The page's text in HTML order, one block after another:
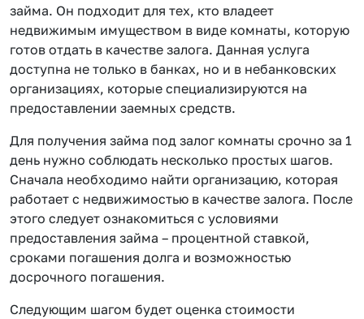
займа. Он подходит для тех, кто владеет
недвижимым имуществом в виде комнаты, которую
готов отдать в качестве залога. Данная услуга
доступна не только в банках, но и в небанковских
организациях, которые специализируются на
предоставлении заемных средств.
Для получения займа под залог комнаты срочно за 1
день нужно соблюдать несколько простых шагов.
Сначала необходимо найти организацию, которая
работает с недвижимостью в качестве залога. После
этого следует ознакомиться с условиями
предоставления займа – процентной ставкой,
сроками погашения долга и возможностью
досрочного погашения.
Следующим шагом будет оценка стоимости